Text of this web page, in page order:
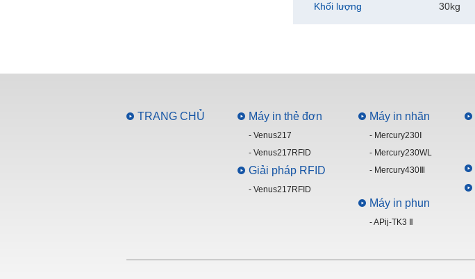
Khối lượng 30kg
TRANG CHỦ Máy in thẻ đơn
- Venus217
- Venus217RFID
Giải pháp RFID
- Venus217RFID
Máy in nhãn
- Mercury230Ⅰ
- Mercury230WL
- Mercury430Ⅲ
Máy in phun
- APij-TK3 Ⅱ